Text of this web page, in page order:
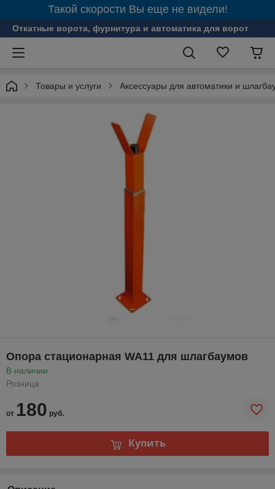
Такой скорости Вы еще не видели!
Откатные ворота, фурнитура и автоматика для ворот
Товары и услуги Аксессуары для автоматики и
Опора стационарная WA11 для шлагбаумов
В наличии
Розница
от 180 руб.
Купить